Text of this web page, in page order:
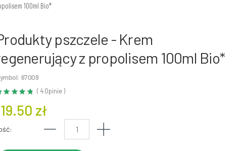
100ml Bio*
pszczele - Krem
z propolisem 100ml Bio*
67009
( 4 Opinie )
zł